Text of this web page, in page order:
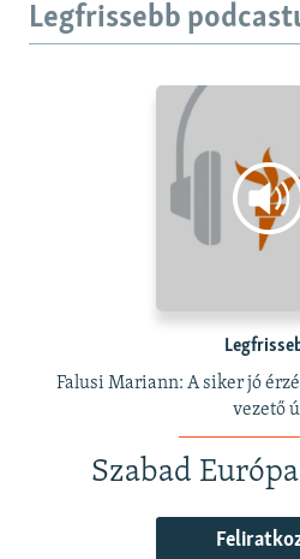
Legfrissebb
Falusi Mariann: A siker jó
vezető
Szabad